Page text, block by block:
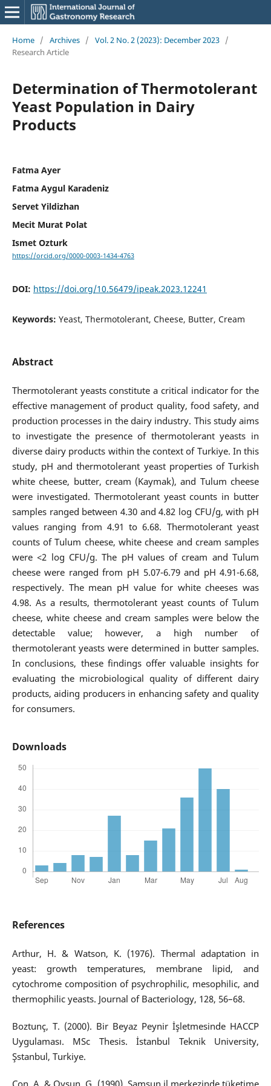
Home / Archives / Vol. 2 No. 2 (2023): December 2023 /
Research Article
Determination of Thermotolerant
Yeast Population in Dairy
Products
Fatma Ayer
Fatma Aygul Karadeniz
Servet Yildizhan
Mecit Murat Polat
Ismet Ozturk
https://orcid.org/0000-0003-1434-4763
DOI: https://doi.org/10.56479/ipeak.2023.12241
Keywords: Yeast, Thermotolerant, Cheese, Butter, Cream
Abstract
Thermotolerant yeasts constitute a critical indicator for the
effective management of product quality, food safety, and
production processes in the dairy industry. This study aims
to investigate the presence of thermotolerant yeasts in
diverse dairy products within the context of Turkiye. In this
study, pH and thermotolerant yeast properties of Turkish
white cheese, butter, cream (Kaymak), and Tulum cheese
were investigated. Thermotolerant yeast counts in butter
samples ranged between 4.30 and 4.82 log CFU/g, with pH
values ranging from 4.91 to 6.68. Thermotolerant yeast
counts of Tulum cheese, white cheese and cream samples
were <2 log CFU/g. The pH values of cream and Tulum
cheese were ranged from pH 5.07-6.79 and pH 4.91-6.68,
respectively. The mean pH value for white cheeses was
4.98. As a results, thermotolerant yeast counts of Tulum
cheese, white cheese and cream samples were below the
detectable value; however, a high number of
thermotolerant yeasts were determined in butter samples.
In conclusions, these findings offer valuable insights for
evaluating the microbiological quality of different dairy
products, aiding producers in enhancing safety and quality
for consumers.
Downloads
References
Arthur, H. & Watson, K. (1976). Thermal adaptation in
yeast: growth temperatures, membrane lipid, and
cytochrome composition of psychrophilic, mesophilic, and
thermophilic yeasts. Journal of Bacteriology, 128, 56–68.
Boztunç, T. (2000). Bir Beyaz Peynir İşletmesinde HACCP
Uygulaması. MSc Thesis. İstanbul Teknik University,
Şstanbul, Turkiye.